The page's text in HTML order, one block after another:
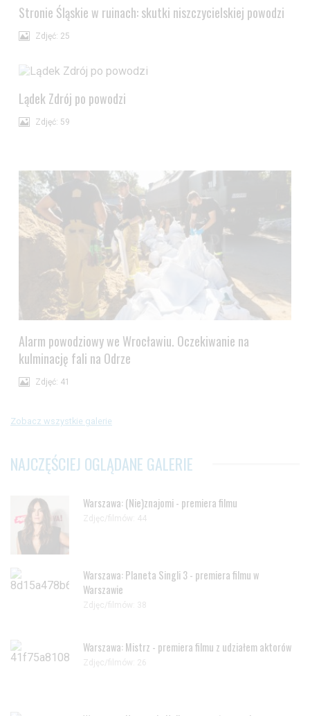
Stronie Śląskie w ruinach: skutki niszczycielskiej powodzi
Zdjęć: 25
Lądek Zdrój po powodzi
Zdjęć: 59
Alarm powodziowy we Wrocławiu. Oczekiwanie na
kulminację fali na Odrze
Zdjęć: 41
Zobacz wszystkie galerie
NAJCZĘŚCIEJ OGLĄDANE GALERIE
Warszawa: (Nie)znajomi - premiera filmu
Zdjęc/filmów: 44
Warszawa: Planeta Singli 3 - premiera filmu w
Warszawie
Zdjęc/filmów: 38
Warszawa: Mistrz - premiera filmu z udziałem aktorów
Zdjęc/filmów: 26